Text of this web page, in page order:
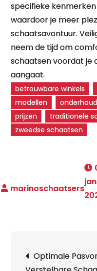
specifieke
waardoor je meer
schaatsavontuur.
neem de tijd om
schaatsen voordat je
aangaat.
betrouwbare winkels
modellen
prijzen
traditionele
zweedse schaatsen
Optimale